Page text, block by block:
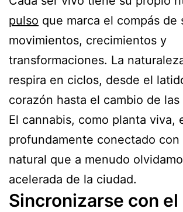
pulso que marca el compás de
movimientos, crecimientos y
transformaciones. La
respira en ciclos, desde el
corazón hasta el cambio de
El cannabis, como planta viva,
profundamente conectado con
natural que a menudo
acelerada de la ciudad.
Sincronizarse con el